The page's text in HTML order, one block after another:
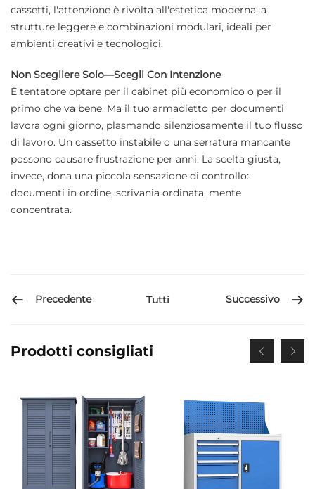
cassetti, l'attenzione è rivolta all'estetica moderna, a
strutture leggere e combinazioni modulari, ideali per
ambienti creativi e tecnologici.
Non Scegliere Solo—Scegli Con Intenzione
È tentatore optare per il cabinet più economico o per il
primo che va bene. Ma il tuo armadietto per documenti
lavora ogni giorno, plasmando silenziosamente il tuo flusso
di lavoro. Un cassetto instabile o una serratura mancante
possono causare frustrazione per anni. La scelta giusta,
invece, dona una piccola sensazione di controllo:
documenti in ordine, scrivania ordinata, mente
concentrata.
Precedente Tutti Successivo
Prodotti consigliati